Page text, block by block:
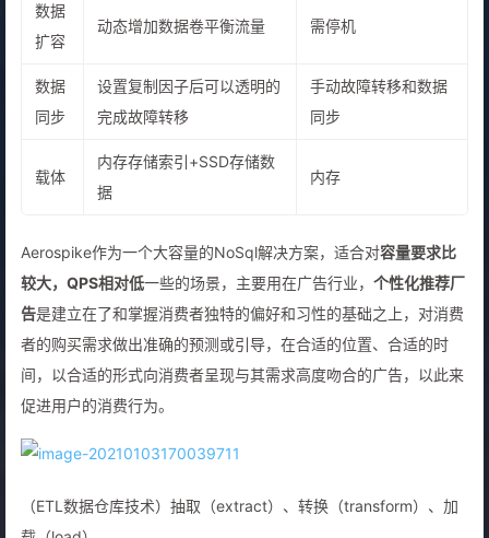
数据
扩容
动态增加数据卷平衡流量 需停机
数据
同步
设置复制因子后可以透明的
完成故障转移
手动故障转移和数据
同步
载体
内存存储索引+SSD存储数
据
内存
Aerospike作为一个大容量的NoSql解决方案，适合对容量要求比
较大，QPS相对低一些的场景，主要用在广告行业， 个性化推荐厂
告是建立在了和掌握消费者独特的偏好和习性的基础之上，对消费
者的购买需求做出准确的预测或引导，在合适的位置、合适的时
间，以合适的形式向消费者呈现与其需求高度吻合的广告，以此来
促进用户的消费行为。
（ETL数据仓库技术）抽取（extract）、转换（transform）、加